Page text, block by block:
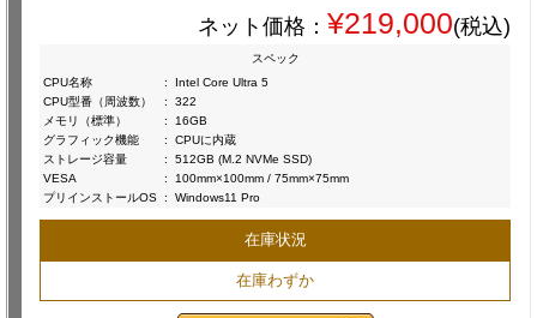
ネット価格： ¥219,000(税込)
スペック
CPU名称
:
Intel Core Ultra 5
CPU型番（周波数）
:
322
メモリ（標準）
:
16GB
グラフィック機能
:
CPUに内蔵
ストレージ容量
:
512GB (M.2 NVMe SSD)
VESA
:
100mm×100mm / 75mm×75mm
プリインストールOS : Windows11 Pro
在庫状況
在庫わずか